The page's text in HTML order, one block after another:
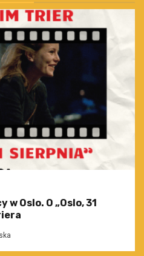
Oslo. O „Oslo, 31